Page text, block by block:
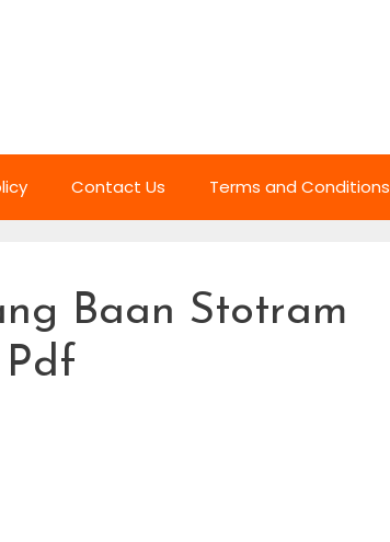
Contact Us Terms and Conditions
Baan Stotram